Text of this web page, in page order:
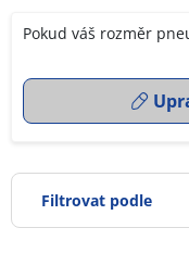
Pokud váš rozměr
Filtrovat podle